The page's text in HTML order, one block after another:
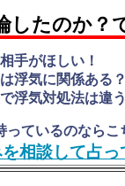
したのか？
手がほしい！
浮気に関係ある？
浮気対処法は違
ているのならこ
相談して占っ